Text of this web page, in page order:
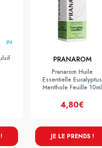
PRANAROM
Pranarom Huile
Essentielle Eucalyptus
Menthole Feuille 10ml
4,80€
JE LE PRENDS !